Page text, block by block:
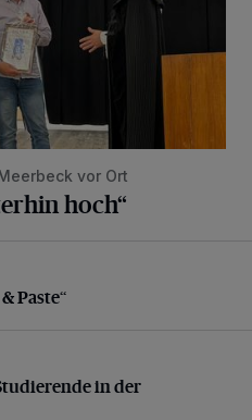
vor Ort
hoch“
Paste“
Paste“
in der
in der